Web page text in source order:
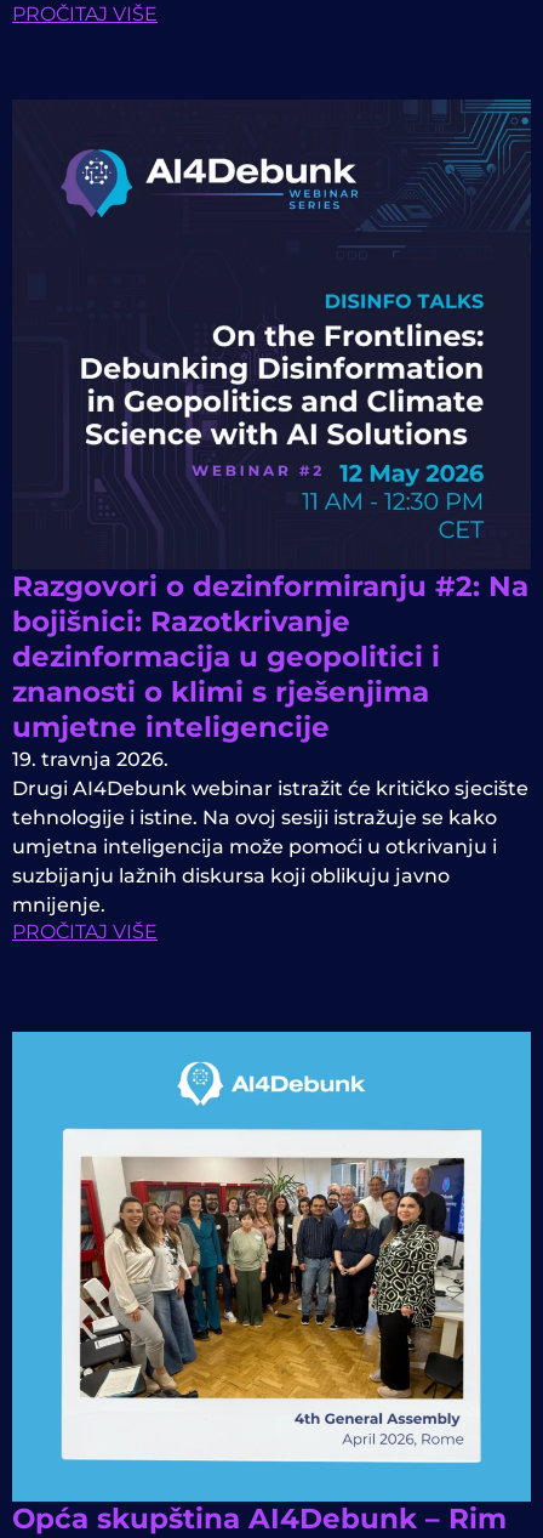
PROČITAJ VIŠE
Razgovori o dezinformiranju #2: Na
bojišnici: Razotkrivanje
dezinformacija u geopolitici i
znanosti o klimi s rješenjima
umjetne inteligencije
19. travnja 2026.
Drugi AI4Debunk webinar istražit će kritičko sjecište
tehnologije i istine. Na ovoj sesiji istražuje se kako
umjetna inteligencija može pomoći u otkrivanju i
suzbijanju lažnih diskursa koji oblikuju javno
mnijenje.
PROČITAJ VIŠE
Opća skupština AI4Debunk – Rim